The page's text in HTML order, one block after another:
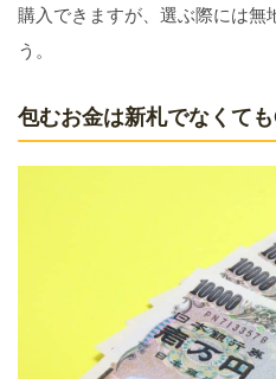
購入できますが、選ぶ際には無
う。
包むお金は新札でなくて